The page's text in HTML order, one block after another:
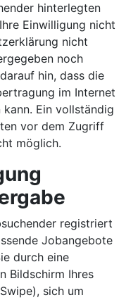
hinterlegten
Einwilligung nicht
nicht
noch
hin, dass die
im Internet
Ein vollständig
vor dem Zugriff
möglich.
registriert
Jobangebote
durch eine
Bildschirm Ihres
sich um